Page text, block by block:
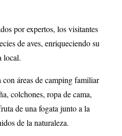
por expertos, los visitantes
de aves, enriqueciendo su
local.
con áreas de camping familiar
colchones, ropa de cama,
de una fogata junto a la
de la naturaleza.